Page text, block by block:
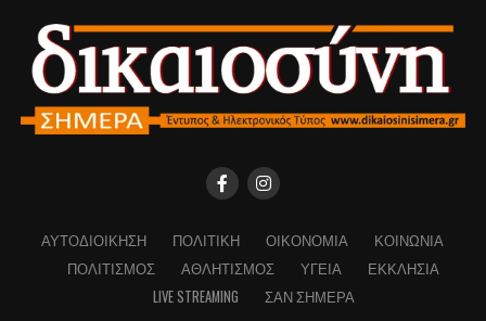
ΑΥΤΟΔΙΟΊΚΗΣΗ ΠΟΛΙΤΙΚΉ ΟΙΚΟΝΟΜΊΑ
ΚΟΙΝΩΝΊΑ
ΠΟΛΙΤΙΣΜΌΣ
ΑΘΛΗΤΙΣΜΌΣ ΥΓΕΊΑ
ΕΚΚΛΗΣΊΑ
LIVE STREAMING
ΣΑΝ ΣΉΜΕΡΑ